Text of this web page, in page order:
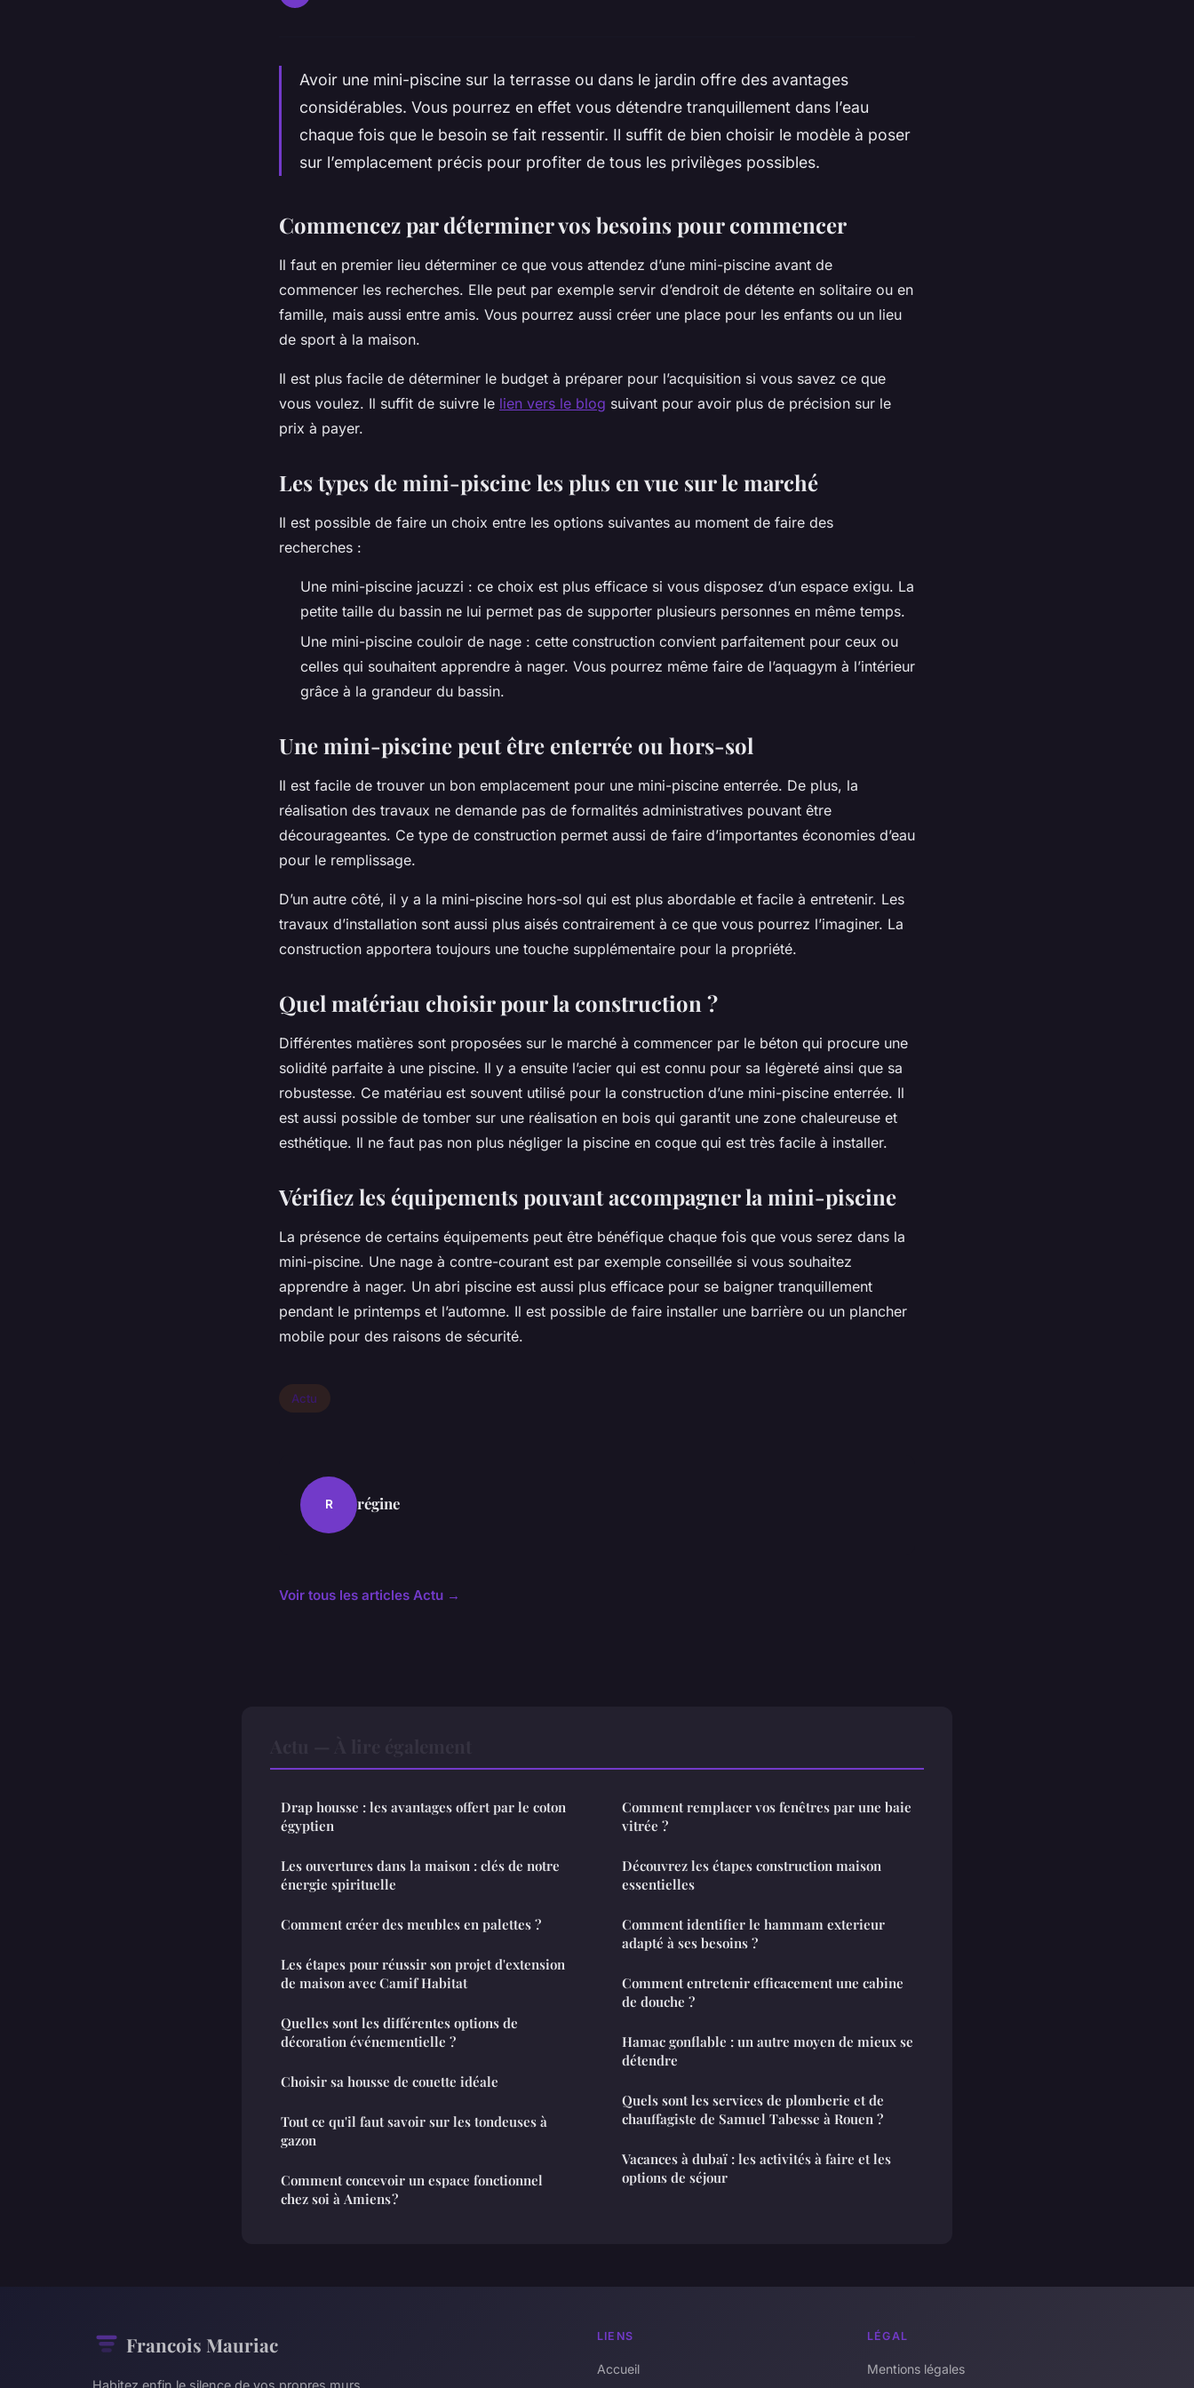
Avoir une mini-piscine sur la terrasse ou dans le jardin offre des avantages
considérables. Vous pourrez en effet vous détendre tranquillement dans l’eau
chaque fois que le besoin se fait ressentir. Il suffit de bien choisir le modèle à poser
sur l’emplacement précis pour profiter de tous les privilèges possibles.
Commencez par déterminer vos besoins pour commencer
Il faut en premier lieu déterminer ce que vous attendez d’une mini-piscine avant de
commencer les recherches. Elle peut par exemple servir d’endroit de détente en solitaire ou en
famille, mais aussi entre amis. Vous pourrez aussi créer une place pour les enfants ou un lieu
de sport à la maison.
Il est plus facile de déterminer le budget à préparer pour l’acquisition si vous savez ce que
vous voulez. Il suffit de suivre le lien vers le blog suivant pour avoir plus de précision sur le
prix à payer.
Les types de mini-piscine les plus en vue sur le marché
Il est possible de faire un choix entre les options suivantes au moment de faire des
recherches :
Une mini-piscine jacuzzi : ce choix est plus efficace si vous disposez d’un espace exigu. La
petite taille du bassin ne lui permet pas de supporter plusieurs personnes en même temps.
Une mini-piscine couloir de nage : cette construction convient parfaitement pour ceux ou
celles qui souhaitent apprendre à nager. Vous pourrez même faire de l’aquagym à l’intérieur
grâce à la grandeur du bassin.
Une mini-piscine peut être enterrée ou hors-sol
Il est facile de trouver un bon emplacement pour une mini-piscine enterrée. De plus, la
réalisation des travaux ne demande pas de formalités administratives pouvant être
décourageantes. Ce type de construction permet aussi de faire d’importantes économies d’eau
pour le remplissage.
D’un autre côté, il y a la mini-piscine hors-sol qui est plus abordable et facile à entretenir. Les
travaux d’installation sont aussi plus aisés contrairement à ce que vous pourrez l’imaginer. La
construction apportera toujours une touche supplémentaire pour la propriété.
Quel matériau choisir pour la construction ?
Différentes matières sont proposées sur le marché à commencer par le béton qui procure une
solidité parfaite à une piscine. Il y a ensuite l’acier qui est connu pour sa légèreté ainsi que sa
robustesse. Ce matériau est souvent utilisé pour la construction d’une mini-piscine enterrée. Il
est aussi possible de tomber sur une réalisation en bois qui garantit une zone chaleureuse et
esthétique. Il ne faut pas non plus négliger la piscine en coque qui est très facile à installer.
Vérifiez les équipements pouvant accompagner la mini-piscine
La présence de certains équipements peut être bénéfique chaque fois que vous serez dans la
mini-piscine. Une nage à contre-courant est par exemple conseillée si vous souhaitez
apprendre à nager. Un abri piscine est aussi plus efficace pour se baigner tranquillement
pendant le printemps et l’automne. Il est possible de faire installer une barrière ou un plancher
mobile pour des raisons de sécurité.
Actu
R régine
Voir tous les articles Actu →
Drap housse : les avantages offert par le coton
égyptien
Les ouvertures dans la maison : clés de notre
énergie spirituelle
Comment créer des meubles en palettes ?
Les étapes pour réussir son projet d'extension
de maison avec Camif Habitat
Quelles sont les différentes options de
décoration événementielle ?
Choisir sa housse de couette idéale
Tout ce qu'il faut savoir sur les tondeuses à
gazon
Comment concevoir un espace fonctionnel
chez soi à Amiens ?
Comment remplacer vos fenêtres par une baie
vitrée ?
Découvrez les étapes construction maison
essentielles
Comment identifier le hammam exterieur
adapté à ses besoins ?
Comment entretenir efficacement une cabine
de douche ?
Hamac gonflable : un autre moyen de mieux se
détendre
Quels sont les services de plomberie et de
chauffagiste de Samuel Tabesse à Rouen ?
Vacances à dubaï : les activités à faire et les
options de séjour
Francois Mauriac
Habitez enfin le silence de vos propres murs.
LIENS
Accueil
LÉGAL
Mentions légales